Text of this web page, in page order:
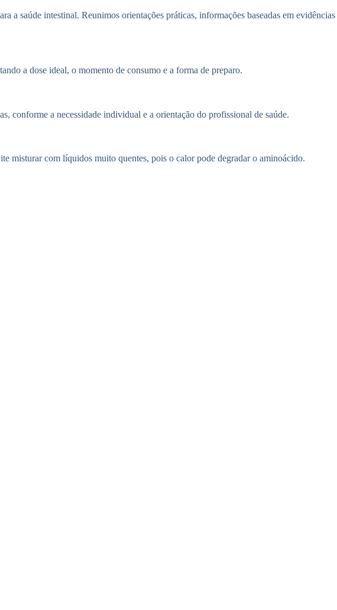
a saúde intestinal. Reunimos orientações práticas, informações baseadas em evidências
a dose ideal, o momento de consumo e a forma de preparo.
conforme a necessidade individual e a orientação do profissional de saúde.
misturar com líquidos muito quentes, pois o calor pode degradar o aminoácido.